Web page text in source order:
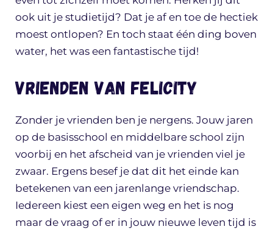
ook uit je studietijd? Dat je af en toe de hectiek
moest ontlopen? En toch staat één ding boven
water, het was een fantastische tijd!
Vrienden van Felicity
Zonder je vrienden ben je nergens. Jouw jaren
op de basisschool en middelbare school zijn
voorbij en het afscheid van je vrienden viel je
zwaar. Ergens besef je dat dit het einde kan
betekenen van een jarenlange vriendschap.
Iedereen kiest een eigen weg en het is nog
maar de vraag of er in jouw nieuwe leven tijd is